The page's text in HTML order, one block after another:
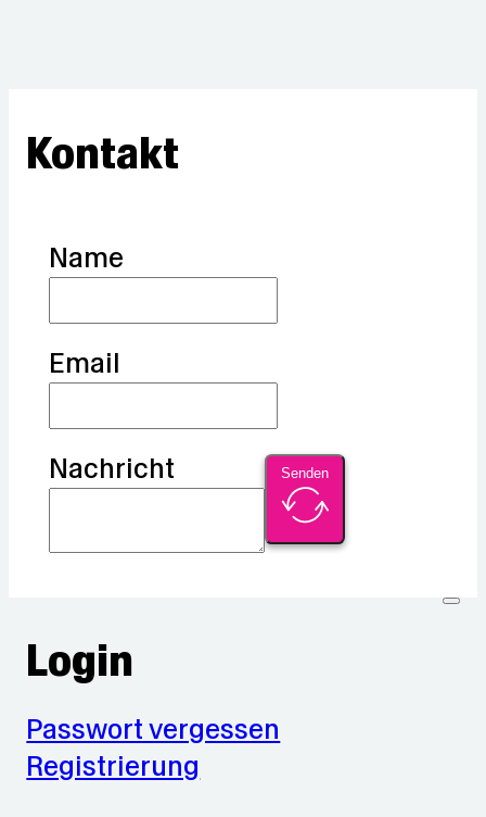
Kontakt
Name
Email
Nachricht Senden
Login
Passwort vergessen
Registrierung